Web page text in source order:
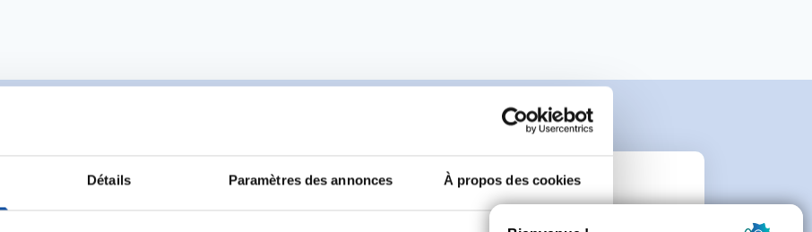
Détails Paramètres des annonces À propos des cookies
Ecrire un commentaire